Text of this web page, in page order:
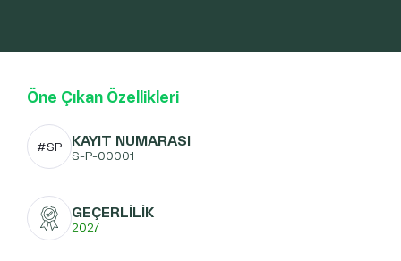
Öne Çıkan Özellikleri
#SP KAYIT NUMARASI
S-P-00001
GEÇERLİLİK
2027